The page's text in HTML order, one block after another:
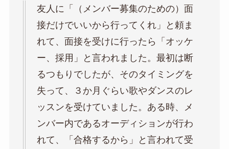
友人に「（メンバー募集のための）面
接だけでいいから行ってくれ」と頼ま
れて、面接を受けに行ったら「オッケ
ー、採用」と言われました。最初は断
るつもりでしたが、そのタイミングを
失って、３か月ぐらい歌やダンスのレ
ッスンを受けていました。ある時、メ
ンバー内であるオーディションが行わ
れて、「合格するから」と言われて受